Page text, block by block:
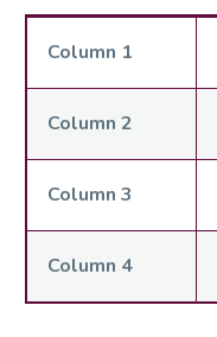
Column 1
Column 2
Column 3
Column 4